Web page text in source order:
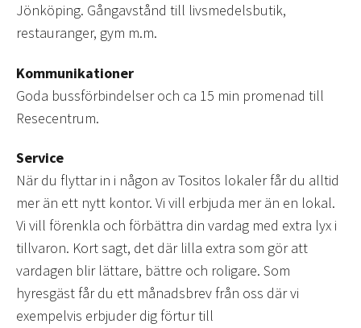
Jönköping. Gångavstånd till livsmedelsbutik,
restauranger, gym m.m.
Kommunikationer
Goda bussförbindelser och ca 15 min promenad till
Resecentrum.
Service
När du flyttar in i någon av Tositos lokaler får du alltid
mer än ett nytt kontor. Vi vill erbjuda mer än en lokal.
Vi vill förenkla och förbättra din vardag med extra lyx i
tillvaron. Kort sagt, det där lilla extra som gör att
vardagen blir lättare, bättre och roligare. Som
hyresgäst får du ett månadsbrev från oss där vi
exempelvis erbjuder dig förtur till